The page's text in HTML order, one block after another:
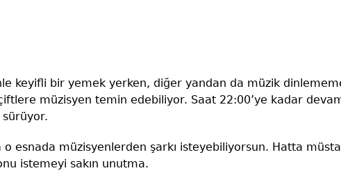
keyifli bir yemek yerken, diğer yandan da müzik
çiftlere müzisyen temin edebiliyor. Saat 22:00’ye kadar
esnada müzisyenlerden şarkı isteyebiliyorsun. Hatta
istemeyi sakın unutma.